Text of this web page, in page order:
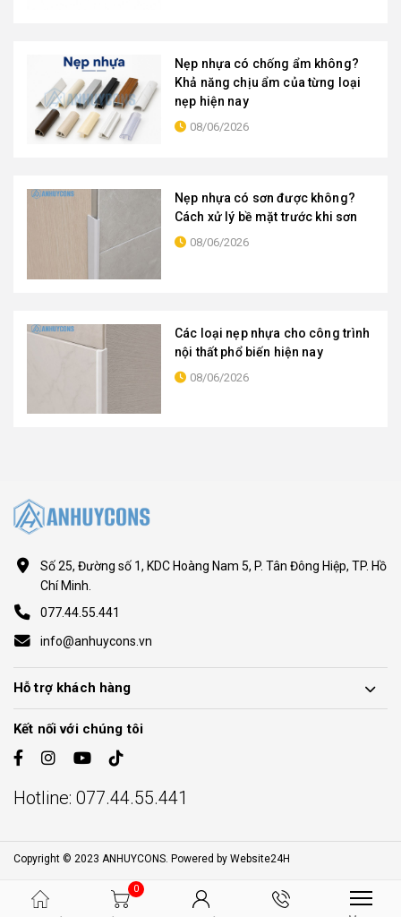
Nẹp nhựa có chống ẩm không?
Khả năng chịu ẩm của từng loại
nẹp hiện nay
08/06/2026
Nẹp nhựa có sơn được không?
Cách xử lý bề mặt trước khi sơn
08/06/2026
Các loại nẹp nhựa cho công trình
nội thất phổ biến hiện nay
08/06/2026
Số 25, Đường số 1, KDC Hoàng Nam 5, P. Tân Đông Hiệp, TP. Hồ
Chí Minh.
077.44.55.441
info@anhuycons.vn
Hỗ trợ khách hàng
Kết nối với chúng tôi
Hotline: 077.44.55.441
Copyright © 2023 ANHUYCONS. Powered by Website24H
0